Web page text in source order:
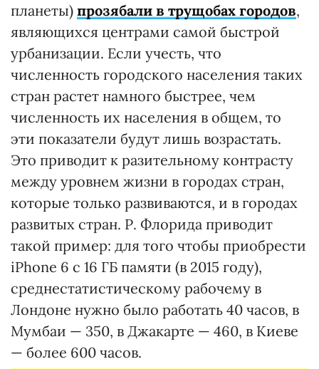
планеты) прозябали в трущобах городов,
являющихся центрами самой быстрой
урбанизации. Если учесть, что
численность городского населения таких
стран растет намного быстрее, чем
численность их населения в общем, то
эти показатели будут лишь возрастать.
Это приводит к разительному контрасту
между уровнем жизни в городах стран,
которые только развиваются, и в городах
развитых стран. Р. Флорида приводит
такой пример: для того чтобы приобрести
iPhone 6 с 16 ГБ памяти (в 2015 году),
среднестатистическому рабочему в
Лондоне нужно было работать 40 часов, в
Мумбаи — 350, в Джакарте — 460, в Киеве
— более 600 часов.